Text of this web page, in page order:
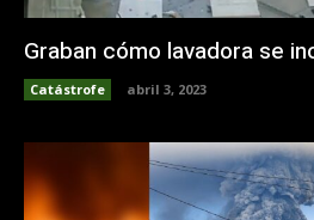
Graban cómo lavadora se
Catástrofe abril 3, 2023